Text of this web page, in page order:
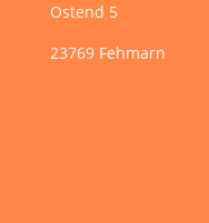
Ostend 5
23769 Fehmarn